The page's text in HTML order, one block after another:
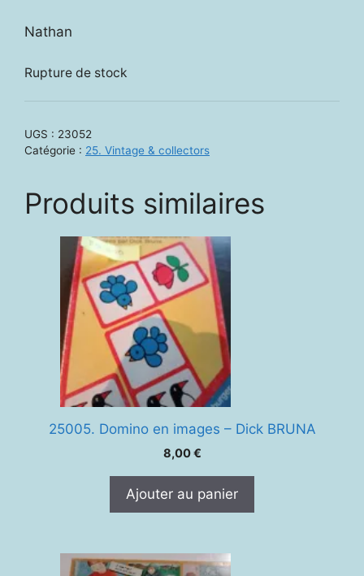
Nathan
Rupture de stock
UGS : 23052
Catégorie : 25. Vintage & collectors
Produits similaires
25005. Domino en images – Dick BRUNA
8,00€
Ajouter au panier